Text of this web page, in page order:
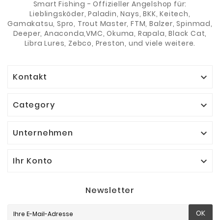
Smart Fishing - Offizieller Angelshop für:
Lieblingsköder, Paladin, Nays, BKK, Keitech,
Gamakatsu, Spro, Trout Master, FTM, Balzer, Spinmad,
Deeper, Anaconda,VMC, Okuma, Rapala, Black Cat,
Libra Lures, Zebco, Preston, und viele weitere.
Kontakt 
Category 
Unternehmen 
Ihr Konto 
Newsletter
OK